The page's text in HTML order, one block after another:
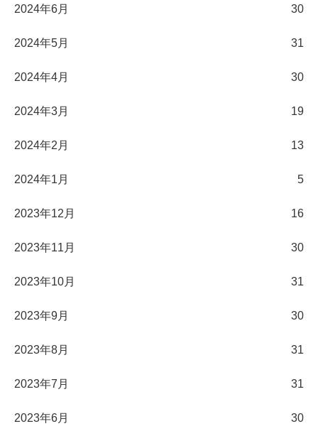
2024年6月 30
2024年5月 31
2024年4月 30
2024年3月 19
2024年2月 13
2024年1月 5
2023年12月 16
2023年11月 30
2023年10月 31
2023年9月 30
2023年8月 31
2023年7月 31
2023年6月 30